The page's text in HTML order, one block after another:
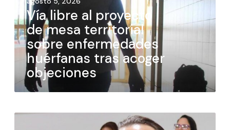
Vía libre al proyecto
de mesa territorial
sobre enfermedades
huérfanas tras acoger
objeciones